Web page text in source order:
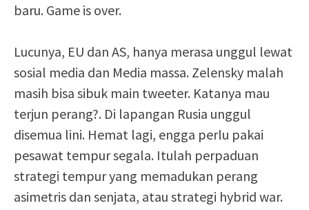
baru. Game is over.
Lucunya, EU dan AS, hanya merasa unggul lewat
sosial media dan Media massa. Zelensky malah
masih bisa sibuk main tweeter. Katanya mau
terjun perang?. Di lapangan Rusia unggul
disemua lini. Hemat lagi, engga perlu pakai
pesawat tempur segala. Itulah perpaduan
strategi tempur yang memadukan perang
asimetris dan senjata, atau strategi hybrid war.